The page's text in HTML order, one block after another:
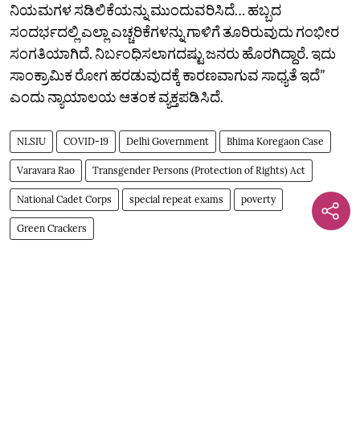
ನಿಯಮಗಳ ಸಡಿಲಿಕೆಯನ್ನು ಮುಂದುವರಿಸಿದೆ… ಹಬ್ಬದ
ಸಂದರ್ಭದಲ್ಲಿ ಎಲ್ಲಾ ಎಚ್ಚರಿಕೆಗಳನ್ನು ಗಾಳಿಗೆ ತೂರಿರುವುದು ಗಂಭೀರ
ಸಂಗತಿಯಾಗಿದೆ. ನಿರ್ಬಂಧಿಸಲಾಗದಷ್ಟು ಜನರು ಹೊರಗಿದ್ದಾರೆ. ಇದು
ಸಾಂಕ್ರಾಮಿಕ ರೋಗ ಹರಡುವುದಕ್ಕೆ ಕಾರಣವಾಗುವ ಸಾಧ್ಯತೆ ಇದೆ”
ಎಂದು ನ್ಯಾಯಾಲಯ ಆತಂಕ ವ್ಯಕ್ತಪಡಿಸಿದೆ.
NLSIU COVID-19 Delhi Government Bhima Koregaon Case
Varavara Rao Transgender Persons (Protection of Rights) Act
National Cadet Corps special repeat exams poverty
Green Crackers